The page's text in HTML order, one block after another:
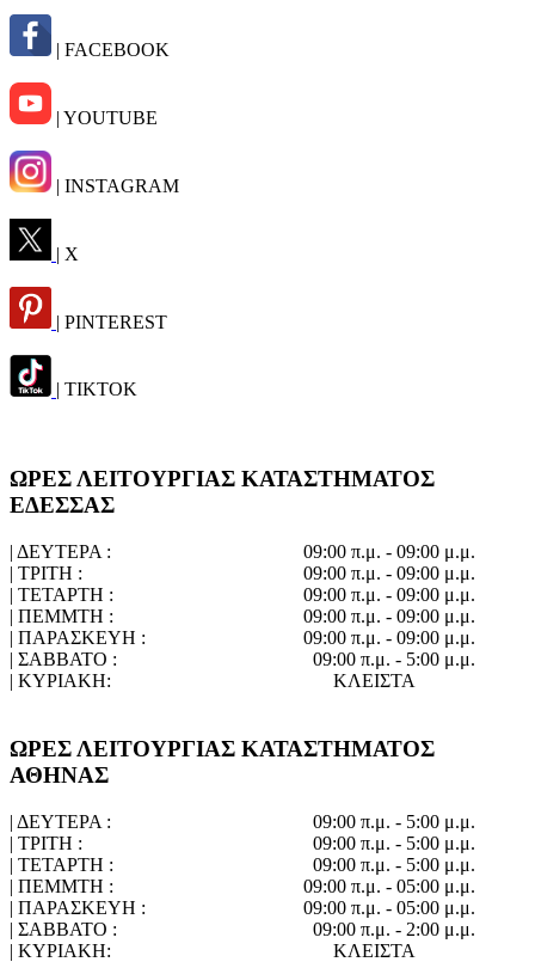
| FACEBOOK
| YOUTUBE
| INSTAGRAM
| X
| PINTEREST
| TIKTOK
ΩΡΕΣ ΛΕΙΤΟΥΡΓΙΑΣ ΚΑΤΑΣΤΗΜΑΤΟΣ
ΕΔΕΣΣΑΣ
| ΔΕΥΤΕΡΑ :
09:00 π.μ. - 09:00 μ.μ.
| ΤΡΙΤΗ :
09:00 π.μ. - 09:00 μ.μ.
| ΤΕΤΑΡΤΗ :
09:00 π.μ. - 09:00 μ.μ.
| ΠΕΜΜΤΗ :
09:00 π.μ. - 09:00 μ.μ.
| ΠΑΡΑΣΚΕΥΗ :
09:00 π.μ. - 09:00 μ.μ.
| ΣΑΒΒΑΤΟ :
09:00 π.μ. - 5:00 μ.μ.
| ΚΥΡΙΑΚΗ:
ΚΛΕΙΣΤΑ
ΩΡΕΣ ΛΕΙΤΟΥΡΓΙΑΣ ΚΑΤΑΣΤΗΜΑΤΟΣ
ΑΘΗΝΑΣ
| ΔΕΥΤΕΡΑ :
09:00 π.μ. - 5:00 μ.μ.
| ΤΡΙΤΗ :
09:00 π.μ. - 5:00 μ.μ.
| ΤΕΤΑΡΤΗ :
09:00 π.μ. - 5:00 μ.μ.
| ΠΕΜΜΤΗ :
09:00 π.μ. - 05:00 μ.μ.
| ΠΑΡΑΣΚΕΥΗ :
09:00 π.μ. - 05:00 μ.μ.
| ΣΑΒΒΑΤΟ :
09:00 π.μ. - 2:00 μ.μ.
| ΚΥΡΙΑΚΗ:
ΚΛΕΙΣΤΑ